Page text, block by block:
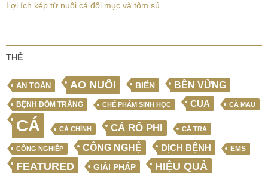
Lợi ích kép từ nuôi cá đối mục và tôm sú
THẺ
AN TOÀN AO NUÔI BIỂN BỀN VỮNG
BỆNH ĐỐM TRẮNG CHẾ PHẨM SINH HỌC CUA CÀ MAU
CÁ CÁ CHÌNH CÁ RÔ PHI CÁ TRA
CÔNG NGHIỆP CÔNG NGHỆ DỊCH BỆNH EMS
FEATURED GIẢI PHÁP HIỆU QUẢ